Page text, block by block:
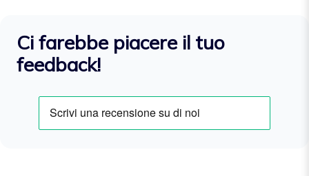
Ci farebbe piacere il tuo
feedback!